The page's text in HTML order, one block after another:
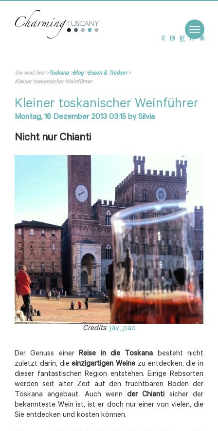
IT EN DE FR RU
Toggle
Sie sind hier>Toskana>Blog>Essen & Trinken>
Kleiner toskanischer Weinführer
Kleiner toskanischer Weinführer
Montag, 16 Dezember 2013 03:15 bySilvia
Nicht nur Chianti
Credits: jay_pac
Der Genuss einerReise in die Toskana besteht nicht
zuletzt darin, dieeinzigartigen Weine zu entdecken, die in
dieser fantastischen Region entstehen. Einige Rebsorten
werden seit alter Zeit auf den fruchtbaren Böden der
Toskana angebaut. Auch wennder Chianti sicher der
bekannteste Wein ist, ist er doch nur einer von vielen, die
Sie entdecken und kosten können.